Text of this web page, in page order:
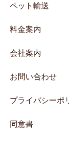
ペット輸送
料金案内
会社案内
お問い合わせ
プライバシーポ
同意書